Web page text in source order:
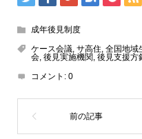
成年後見制度
ケース会議, サ高住, 全国地域
会, 後見実施機関, 後見支援方
コメント: 0